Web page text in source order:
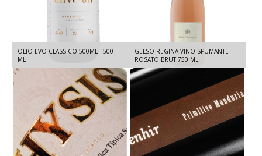
OLIO EVO CLASSICO 500ML - 500
ML
GELSO REGINA VINO SPUMANTE
ROSATO BRUT 750 ML